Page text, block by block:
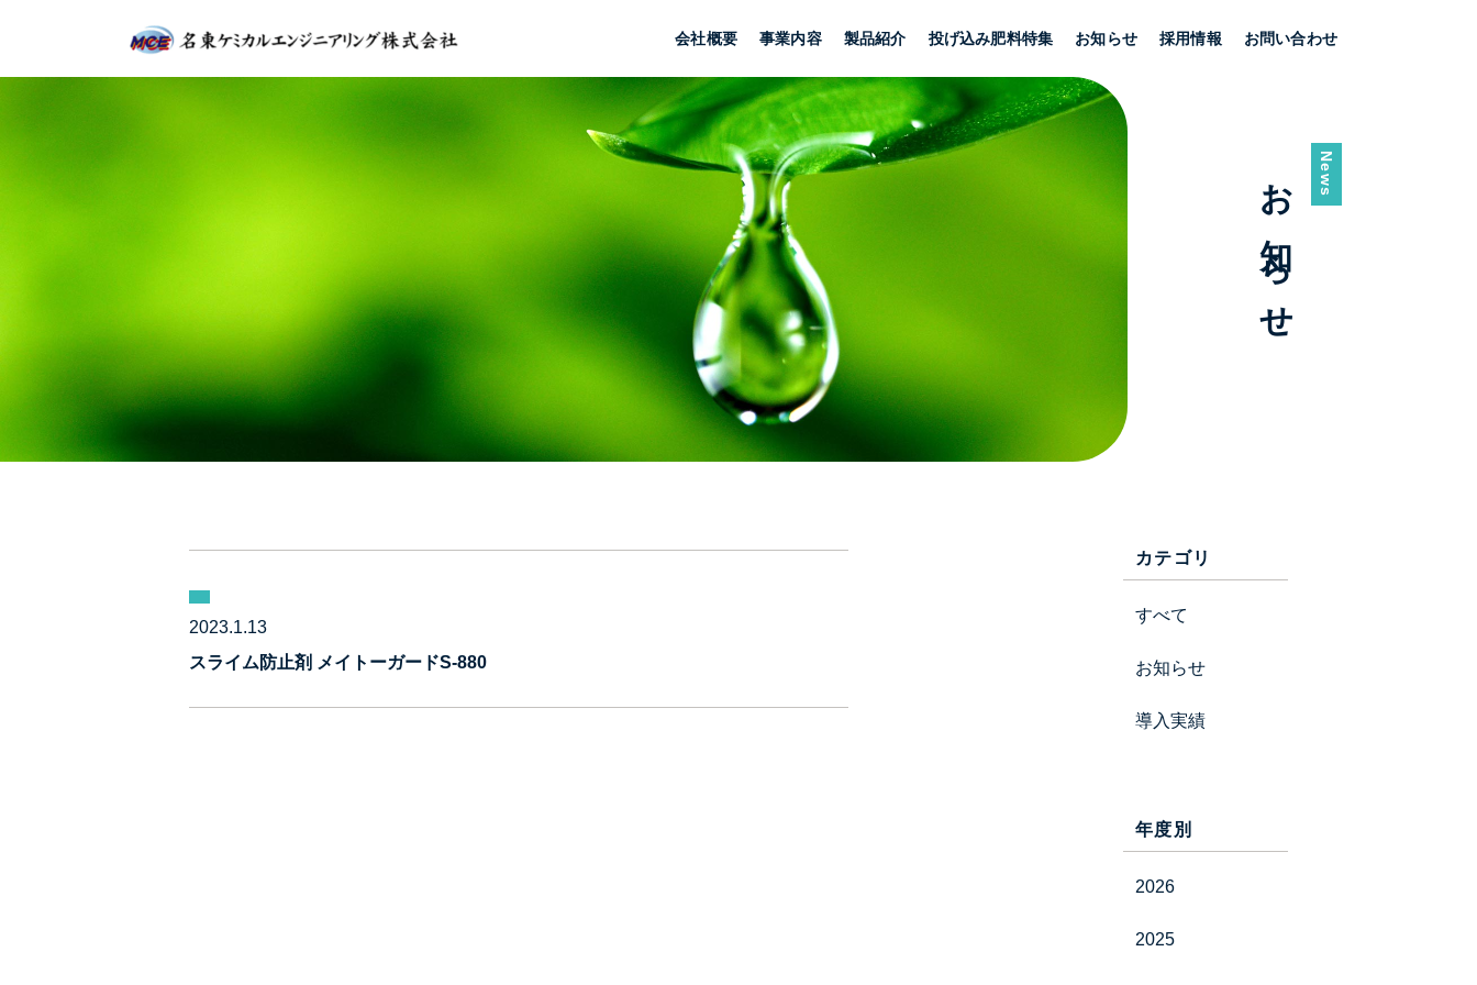
会社概要 事業内容 製品紹介 投げ込み肥料特集 お知らせ 採用情報 お問い合わせ
News
お知らせ
2023.1.13
スライム防止剤 メイトーガードS-880
カテゴリ
すべて
お知らせ
導入実績
年度別
2026
2025